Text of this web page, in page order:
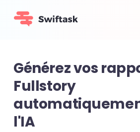
Générez vos
Fullstory
l'IA